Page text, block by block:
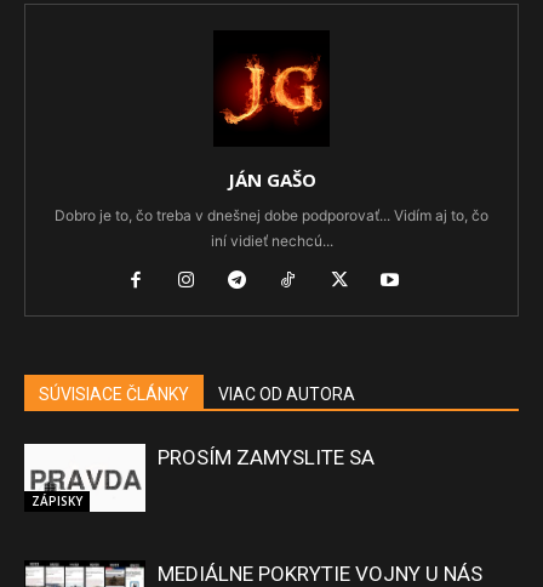
JÁN GAŠO
Dobro je to, čo treba v dnešnej dobe podporovať... Vidím aj to, čo
iní vidieť nechcú...
SÚVISIACE ČLÁNKY VIAC OD AUTORA
ZÁPISKY
PROSÍM ZAMYSLITE SA
MEDIÁLNE POKRYTIE VOJNY U NÁS